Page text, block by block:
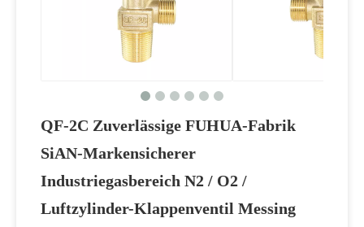
Grillen mit Druckentlastungs-LPG-Ventil aus Messing Sauerstoffventil O2 Luft N2 Ventil
QF-2C Zuverlässige FUHUA-Fabrik
SiAN-Markensicherer
Industriegasbereich N2 / O2 /
Luftzylinder-Klappenventil Messing